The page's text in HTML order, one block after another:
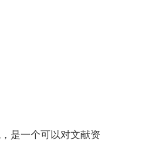
是一个可以对文献资